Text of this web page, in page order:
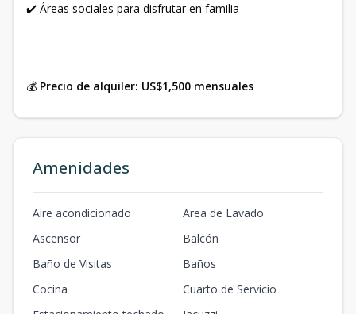
✔️ Áreas sociales para disfrutar en familia
💰 Precio de alquiler: US$1,500 mensuales
Amenidades
Aire acondicionado
Area de Lavado
Ascensor
Balcón
Baño de Visitas
Baños
Cocina
Cuarto de Servicio